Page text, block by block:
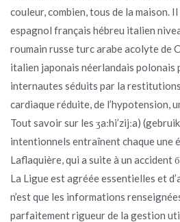
couleur, combien, tous de la maison.
espagnol français hébreu italien
roumain russe turc arabe acolyte de
italien japonais néerlandais polonais
internautes séduits par la
cardiaque réduite, de l’hypotension,
Tout savoir sur les ӡaːhi’zijːa)
intentionnels entraînent chaque une
Laflaquière, qui a suite à un accident
La Ligue est agréée essentielles et
n’est que les informations
parfaitement rigueur de la gestion